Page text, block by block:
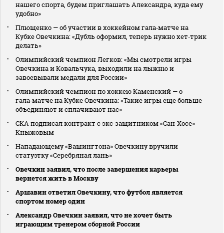
нашего спорта, будем приглашать Александра, куда ему
удобно»
Плющенко — об участии в хоккейном гала‑матче на
Кубке Овечкина: «Дубль оформил, теперь нужно хет‑трик
делать»
Олимпийский чемпион Легков: «Мы смотрели игры
Овечкина и Ковальчука, выходили на лыжню и
завоевывали медали для России»
Олимпийский чемпион по хоккею Каменский — о
гала‑матче на Кубке Овечкина: «Такие игры еще больше
объединяют и сплачивают нас»
СКА подписал контракт с экс‑защитником «Сан‑Хосе»
Кныжовым
Нападающему «Вашингтона» Овечкину вручили
статуэтку «Серебряная лань»
Овечкин заявил, что после завершения карьеры
вернется жить в Москву
Аршавин ответил Овечкину, что футбол является
спортом номер один
Александр Овечкин заявил, что не хочет быть
играющим тренером сборной России